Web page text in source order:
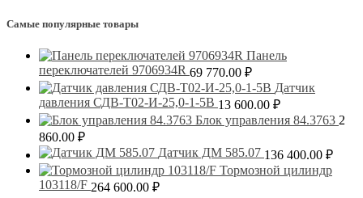
Самые популярные товары
Панель
переключателей 9706934R 69 770.00 ₽
Датчик
давления СДВ-Т02-И-25,0-1-5В 13 600.00 ₽
Блок управления 84.3763 2
860.00 ₽
Датчик ДМ 585.07 136 400.00 ₽
Тормозной цилиндр
103118/F 264 600.00 ₽